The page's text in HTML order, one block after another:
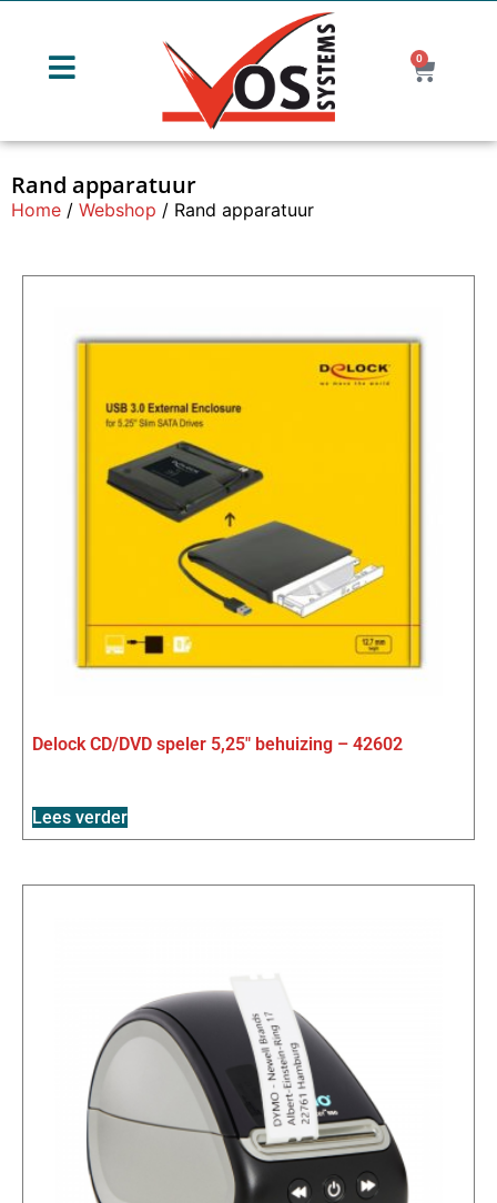
0
Rand apparatuur
Home / Webshop / Rand apparatuur
Delock CD/DVD speler 5,25″ behuizing – 42602
Lees verder